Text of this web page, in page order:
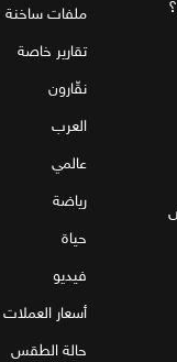
ملفات ساخنة
تقارير خاصة
نقّارون
العرب
عالمي
رياضة
حياة
فيديو
أسعار العملات
حالة الطقس